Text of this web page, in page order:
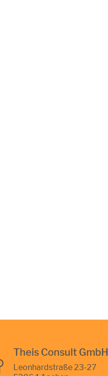
Theis Consult GmbH
Leonhardstraße 23-27